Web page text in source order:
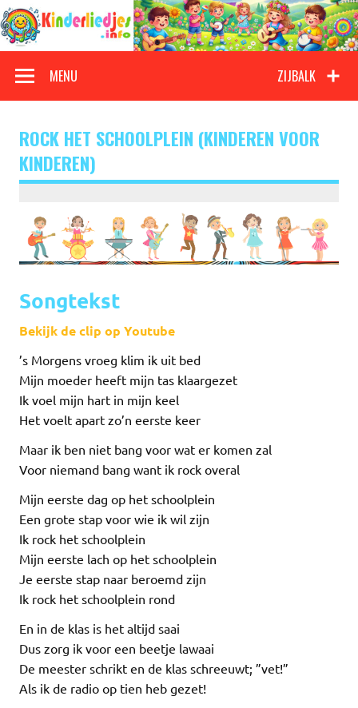
Doorgaan
naar
inhoud
Kinderliedjes
ZIJBALK
MENU
ROCK HET SCHOOLPLEIN (KINDEREN VOOR
KINDEREN)
Songtekst
Bekijk de clip op Youtube
’s Morgens vroeg klim ik uit bed
Mijn moeder heeft mijn tas klaargezet
Ik voel mijn hart in mijn keel
Het voelt apart zo’n eerste keer
Maar ik ben niet bang voor wat er komen zal
Voor niemand bang want ik rock overal
Mijn eerste dag op het schoolplein
Een grote stap voor wie ik wil zijn
Ik rock het schoolplein
Mijn eerste lach op het schoolplein
Je eerste stap naar beroemd zijn
Ik rock het schoolplein rond
En in de klas is het altijd saai
Dus zorg ik voor een beetje lawaai
De meester schrikt en de klas schreeuwt; ”vet!”
Als ik de radio op tien heb gezet!